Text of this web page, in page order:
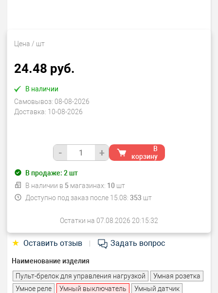
Цена / шт
24.48 руб.
В наличии
Самовывоз: 08-08-2026
Доставка: 10-08-2026
- +
В
корзину
В продаже: 2 шт
В наличии в 5 магазинах: 10шт
Доступно под заказ после 15.08: 353 шт
Остатки на 07.08.2026 20:15:32
★ Оставить отзыв Задать вопрос
Наименование изделия
Пульт-брелок для управления нагрузкой
Умная розетка
Умное реле
Умный выключатель
Умный датчик